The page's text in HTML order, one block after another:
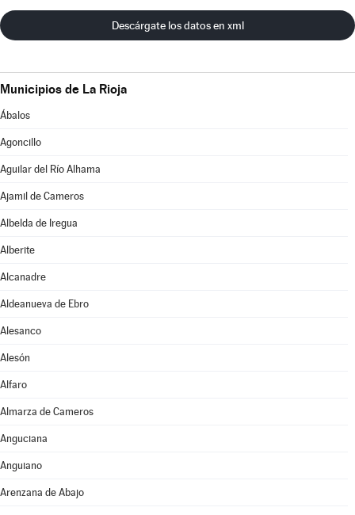
Descárgate los datos en xml
Municipios de La Rioja
Ábalos
Agoncillo
Aguilar del Río Alhama
Ajamil de Cameros
Albelda de Iregua
Alberite
Alcanadre
Aldeanueva de Ebro
Alesanco
Alesón
Alfaro
Almarza de Cameros
Anguciana
Anguiano
Arenzana de Abajo